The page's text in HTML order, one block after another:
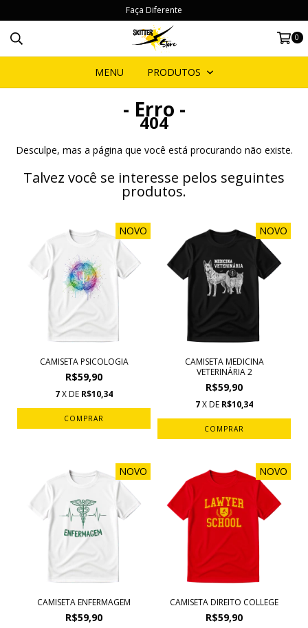
Faça Diferente
0
MENU PRODUTOS
- Erro -
404
Desculpe, mas a página que você está procurando não existe.
Talvez você se interesse pelos seguintes
produtos.
NOVO
CAMISETA PSICOLOGIA
R$59,90
7X DE R$10,34
COMPRAR
NOVO
CAMISETA MEDICINA
VETERINÁRIA 2
R$59,90
7X DE R$10,34
COMPRAR
NOVO
CAMISETA ENFERMAGEM
R$59,90
NOVO
CAMISETA DIREITO COLLEGE
R$59,90